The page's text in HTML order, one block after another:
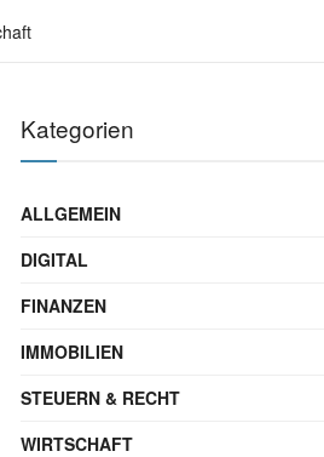
Kategorien
ALLGEMEIN
DIGITAL
FINANZEN
IMMOBILIEN
STEUERN & RECHT
WIRTSCHAFT